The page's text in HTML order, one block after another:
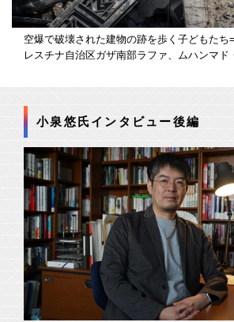
空爆で破壊された建物の跡を歩く子どもたち
レスチナ自治区ガザ南部ラファ、ムハンマド
小泉悠氏インタビュー後編